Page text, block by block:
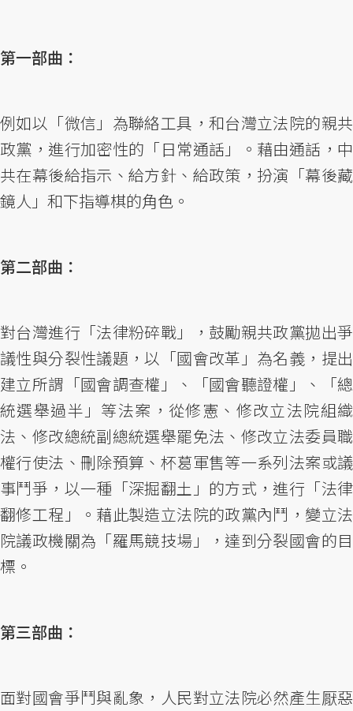
第一部曲：
例如以「微信」為聯絡工具，和台灣立法院的親共
政黨，進行加密性的「日常通話」。藉由通話，中
共在幕後給指示、給方針、給政策，扮演「幕後藏
鏡人」和下指導棋的角色。
第二部曲：
對台灣進行「法律粉碎戰」，鼓勵親共政黨拋出爭
議性與分裂性議題，以「國會改革」為名義，提出
建立所謂「國會調查權」、「國會聽證權」、「總
統選舉過半」等法案，從修憲、修改立法院組織
法、修改總統副總統選舉罷免法、修改立法委員職
權行使法、刪除預算、杯葛軍售等一系列法案或議
事鬥爭，以一種「深掘翻土」的方式，進行「法律
翻修工程」。藉此製造立法院的政黨內鬥，變立法
院議政機關為「羅馬競技場」，達到分裂國會的目
標。
第三部曲：
面對國會爭鬥與亂象，人民對立法院必然產生厭惡